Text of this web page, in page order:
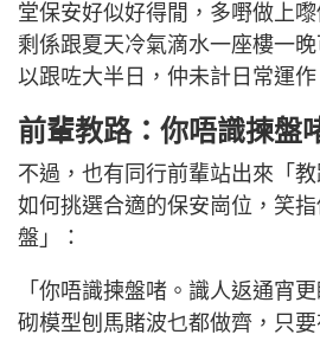
堂保安好似好得閒，多嘢做上嚟
剩係跟夏天冷氣滴水一座樓一
以跟咗大半日，仲未計日常運作
前輩教路：你唔識揀盤
不過，也有同行前輩站出來「
如何挑選合適的保安崗位，笑
盤」：
「你唔識揀盤啫。識人返通宵
砌模型刨馬賭波乜都做齊，只